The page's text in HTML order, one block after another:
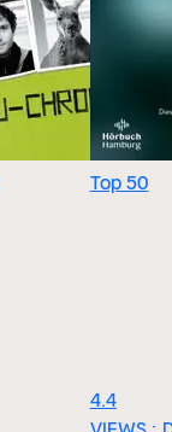
Top 50
4.4